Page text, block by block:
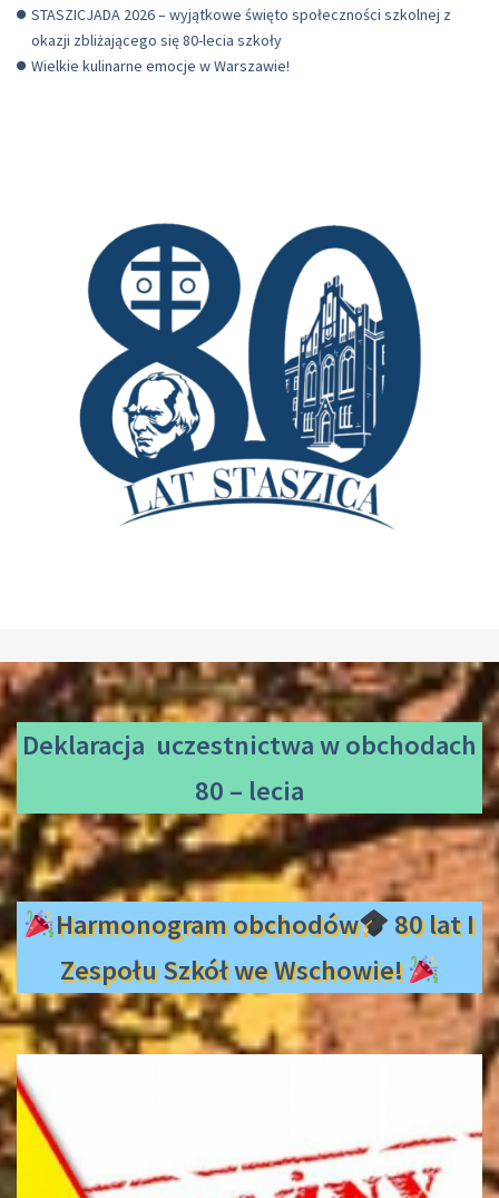
STASZICJADA 2026 – wyjątkowe święto społeczności szkolnej z
okazji zbliżającego się 80-lecia szkoły
Wielkie kulinarne emocje w Warszawie!
Deklaracja uczestnictwaw obchodach
80 – lecia
Harmonogram obchodów
80 lat I
Zespołu Szkół we Wschowie!